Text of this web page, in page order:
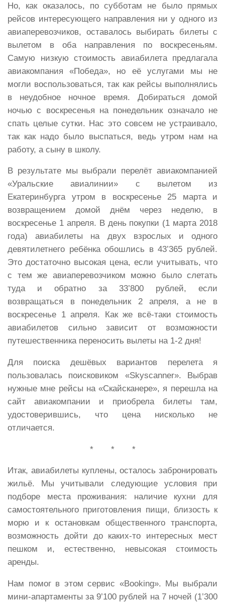
Но, как оказалось, по субботам не было прямых
рейсов интересующего направления ни у одного из
авиаперевозчиков, оставалось выбирать билеты с
вылетом в оба направления по воскресеньям.
Самую низкую стоимость авиабилета предлагала
авиакомпания «Победа», но её услугами мы не
могли воспользоваться, так как рейсы выполнялись
в неудобное ночное время. Добираться домой
ночью с воскресенья на понедельник означало не
спать целые сутки. Нас это совсем не устраивало,
так как надо было выспаться, ведь утром нам на
работу, а сыну в школу.
В результате мы выбрали перелёт авиакомпанией
«Уральские авиалинии» с вылетом из
Екатеринбурга утром в воскресенье 25 марта и
возвращением домой днём через неделю, в
воскресенье 1 апреля. В день покупки (1 марта 2018
года) авиабилеты на двух взрослых и одного
девятилетнего ребёнка обошлись в 43’365 рублей.
Это достаточно высокая цена, если учитывать, что
с тем же авиаперевозчиком можно было слетать
туда и обратно за 33’800 рублей, если
возвращаться в понедельник 2 апреля, а не в
воскресенье 1 апреля. Как же всё-таки стоимость
авиабилетов сильно зависит от возможности
путешественника переносить вылеты на 1-2 дня!
Для поиска дешёвых вариантов перелета я
пользовалась поисковиком «Skyscanner». Выбрав
нужные мне рейсы на «Скайсканере», я перешла на
сайт авиакомпании и приобрела билеты там,
удостоверившись, что цена нисколько не
отличается.
* * *
Итак, авиабилеты куплены, осталось забронировать
жильё. Мы учитывали следующие условия при
подборе места проживания: наличие кухни для
самостоятельного приготовления пищи, близость к
морю и к остановкам общественного транспорта,
возможность дойти до каких-то интересных мест
пешком и, естественно, невысокая стоимость
аренды.
Нам помог в этом сервис «Booking». Мы выбрали
мини-апартаменты за 9’100 рублей на 7 ночей (1’300